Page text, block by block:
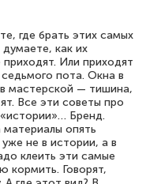
где брать этих самых
как их
приходят. Или приходят
пота. Окна в
мастерской — тишина,
Все эти советы про
Бренд.
опять
не в истории, а в
клеить эти самые
кормить. Говорят,